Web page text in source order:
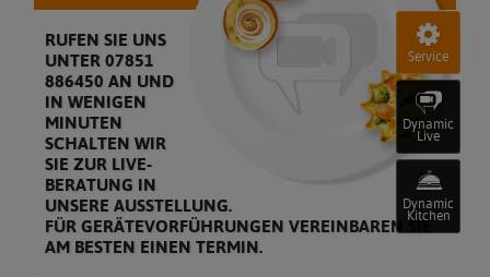
Service
Dynamic
Live
Dynamic
Kitchen
RUFEN SIE UNS
UNTER 07851
886450 AN UND
IN WENIGEN
MINUTEN
SCHALTEN WIR
SIE ZUR LIVE-
BERATUNG IN
UNSERE AUSSTELLUNG.
FÜR GERÄTEVORFÜHRUNGEN VEREINBAREN SIE
AM BESTEN EINEN TERMIN.